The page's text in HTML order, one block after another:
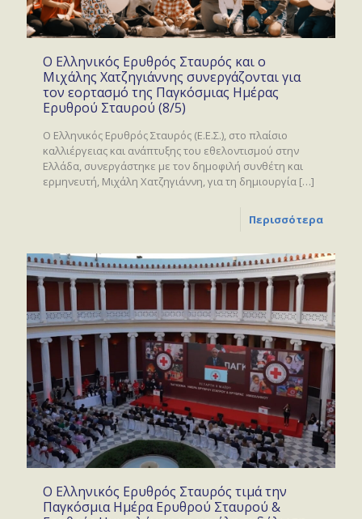
Ο Ελληνικός Ερυθρός Σταυρός και ο
Μιχάλης Χατζηγιάννης συνεργάζονται για
τον εορτασμό της Παγκόσμιας Ημέρας
Ερυθρού Σταυρού (8/5)
Ο Ελληνικός Ερυθρός Σταυρός (Ε.Ε.Σ.), στο πλαίσιο
καλλιέργειας και ανάπτυξης του εθελοντισμού στην
Ελλάδα, συνεργάστηκε με τον δημοφιλή συνθέτη και
ερμηνευτή, Μιχάλη Χατζηγιάννη, για τη δημιουργία […]
Περισσότερα
Ο Ελληνικός Ερυθρός Σταυρός τιμά την
Παγκόσμια Ημέρα Ερυθρού Σταυρού &